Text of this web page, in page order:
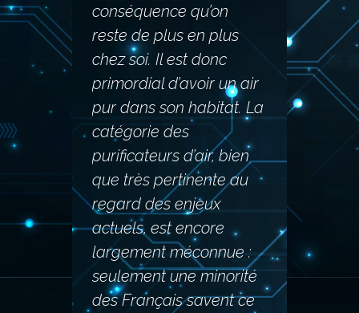
conséquence qu’on
reste de plus en plus
chez soi. Il est donc
primordial d’avoir un air
pur dans son habitat. La
catégorie des
purificateurs d’air, bien
que très pertinente au
regard des enjeux
actuels, est encore
largement méconnue :
seulement une minorité
des Français savent ce